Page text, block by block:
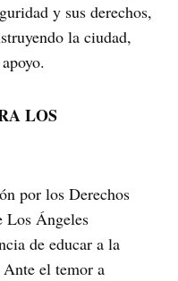
y sus derechos,
la ciudad,
LOS
por los Derechos
Los Ángeles
de educar a la
Ante el temor a